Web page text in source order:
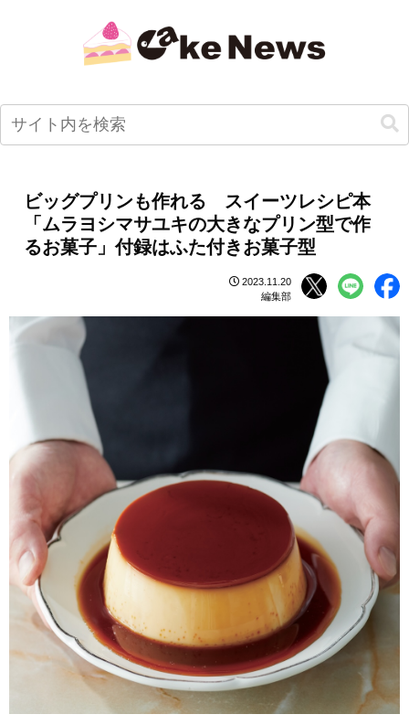
ビッグプリンも作れる スイーツレシピ本
「ムラヨシマサユキの大きなプリン型で作
るお菓子」付録はふた付きお菓子型
2023.11.20
編集部